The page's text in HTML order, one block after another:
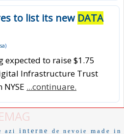
to list its new DATA
)
to raise $1.75
Infrastructure Trust
...continuare.
azi interne de nevoie made in